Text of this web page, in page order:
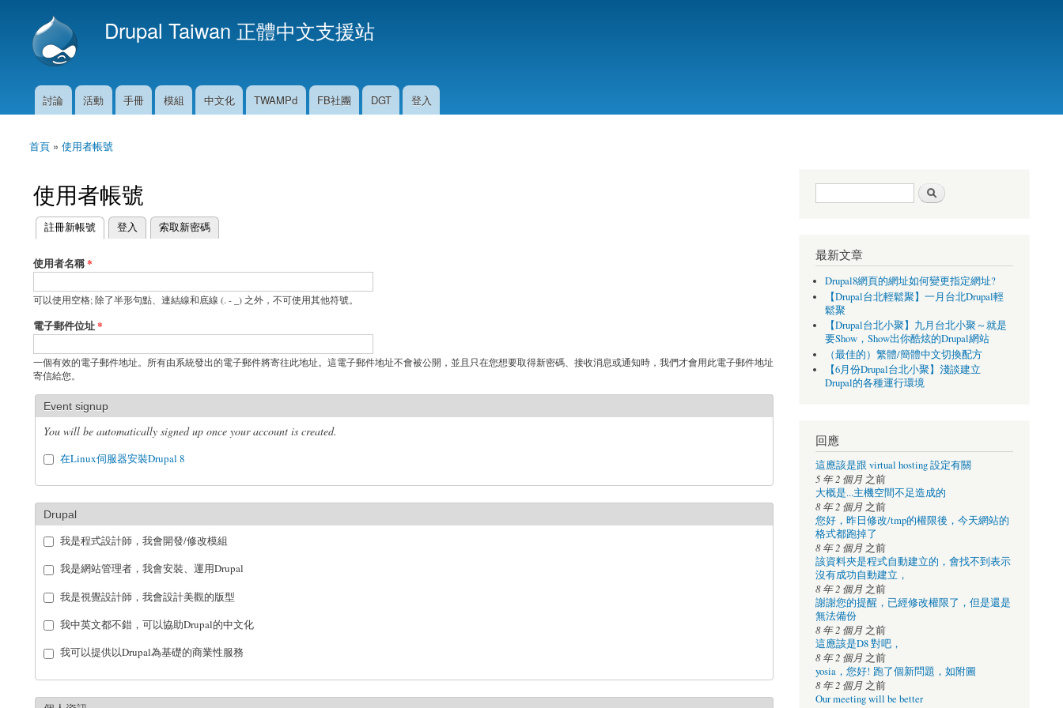
Drupal Taiwan 正體中文支援站
主選單
討論 活動 手冊 模組 中文化 TWAMPd FB社團 DGT 登入
您在這裡
首頁 » 使用者帳號
使用者帳號
主要索引標籤
註冊新帳號
(作用中頁籤) 登入 索取新密碼
使用者名稱*
可以使用空格; 除了半形句點、連結線和底線 (. - _) 之外，不可使用其他符號。
電子郵件位址*
一個有效的電子郵件地址。所有由系統發出的電子郵件將寄往此地址。這電子郵件地址不會被公開，並且只在您想要取得新密碼、接收消息或通知時，我們才會用此電子郵件地址
寄信給您。
Event signup
You will be automatically signed up once your account is created.
在Linux伺服器安裝Drupal 8
Drupal
我是程式設計師，我會開發/修改模組
我是網站管理者，我會安裝、運用Drupal
我是視覺設計師，我會設計美觀的版型
我中英文都不錯，可以協助Drupal的中文化
我可以提供以Drupal為基礎的商業性服務
搜尋表單
最新文章
Drupal8網頁的網址如何變更指定網址?
【Drupal台北輕鬆聚】一月台北Drupal輕
鬆聚
【Drupal台北小聚】九月台北小聚～就是
要Show，Show出你酷炫的Drupal網站
（最佳的）繁體/簡體中文切換配方
【6月份Drupal台北小聚】淺談建立
Drupal的各種運行環境
回應
這應該是跟 virtual hosting 設定有關
5 年 2 個月之前
大概是...主機空間不足造成的
8 年 2 個月之前
您好，昨日修改/tmp的權限後，今天網站的
格式都跑掉了
8 年 2 個月之前
該資料夾是程式自動建立的，會找不到表示
沒有成功自動建立，
8 年 2 個月之前
謝謝您的提醒，已經修改權限了，但是還是
無法備份
8 年 2 個月之前
這應該是D8 對吧，
8 年 2 個月之前
yosia，您好! 跑了個新問題，如附圖
8 年 2 個月之前
Our meeting will be better